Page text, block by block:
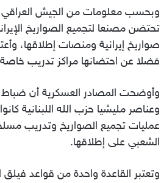
وبحسب معلومات من الجيش العراقي،
تحتضن مصنعا لتجميع الصواريخ
صواريخ إيرانية ومنصات إطلاقها،
فضلا عن احتضانها مراكز تدريب
وأوضحت المصادر العسكرية أن
وعناصر مليشيا حزب الله اللبنانية
عمليات تجميع الصواريخ وتدريب
الشعبي على إطلاقها.
وتعتبر القاعدة واحدة من قواعد